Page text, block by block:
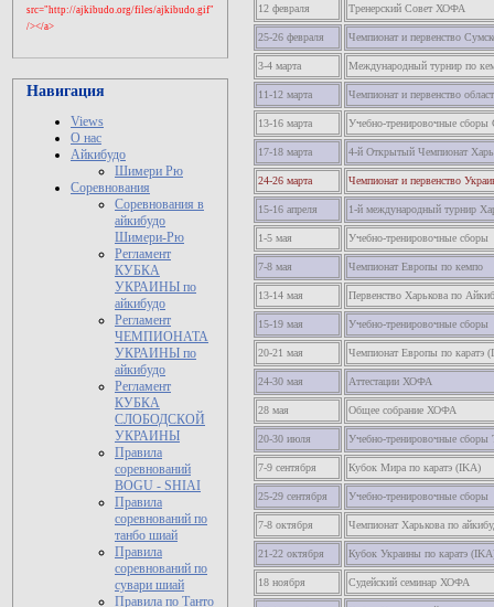
src="http://ajkibudo.org/files/ajkibudo.gif"
/></a>
Навигация
Views
О нас
Айкибудо
Шимери Рю
Соревнования
Соревнования в
айкибудо
Шимери-Рю
Регламент
КУБКА
УКРАИНЫ по
айкибудо
Регламент
ЧЕМПИОНАТА
УКРАИНЫ по
айкибудо
Регламент
КУБКА
СЛОБОДСКОЙ
УКРАИНЫ
Правила
соревнований
BOGU - SHIAI
Правила
соревнований по
танбо шиай
Правила
соревнований по
сувари шиай
Правила по Танто
12 февраля Тренерский Совет ХОФА
25-26 февраля Чемпионат и первенство
3-4 марта Международный турнир по
11-12 марта Чемпионат и первенство
13-16 марта Учебно-тренировочные
17-18 марта 4-й Открытый Чемпионат
24-26 марта Чемпионат и первенство
15-16 апреля 1-й международный турнир
1-5 мая Учебно-тренировочные сборы
7-8 мая Чемпионат Европы по кемпо
13-14 мая Первенство Харькова по
15-19 мая Учебно-тренировочные сборы
20-21 мая Чемпионат Европы по каратэ
24-30 мая Аттестации ХОФА
28 мая Общее собрание ХОФА
20-30 июля Учебно-тренировочные
7-9 сентября Кубок Мира по каратэ (IKA)
25-29 сентября Учебно-тренировочные сборы
7-8 октября Чемпионат Харькова по
21-22 октября Кубок Украины по каратэ
18 ноября Судейский семинар ХОФА